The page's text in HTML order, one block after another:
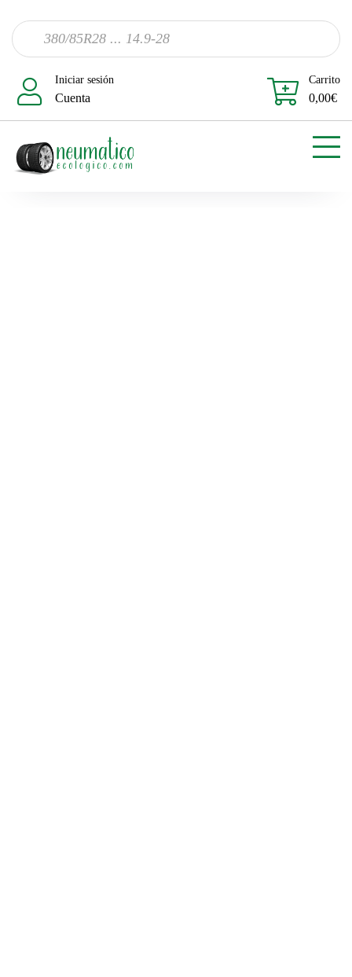
Iniciar sesión
Cuenta
Carrito
0,00€